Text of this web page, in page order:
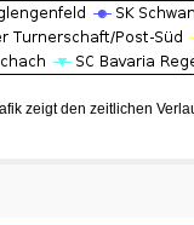
zeigt den zeitlichen